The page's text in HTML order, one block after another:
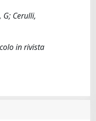
G; Cerulli,
in rivista